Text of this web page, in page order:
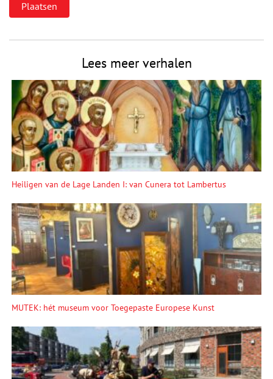
Lees meer verhalen
Heiligen van de Lage Landen I: van Cunera tot Lambertus
MUTEK: hét museum voor Toegepaste Europese Kunst